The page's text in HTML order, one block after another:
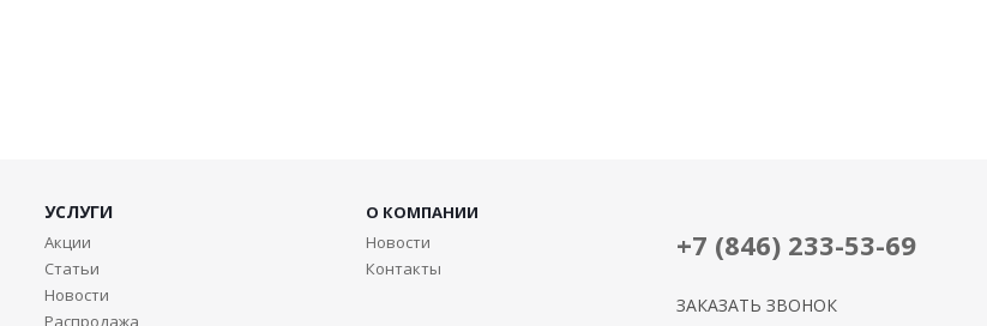
УСЛУГИ
Акции
Статьи
Новости
Распродажа
О КОМПАНИИ
Новости
Контакты
+7 (846) 233-53-69
ЗАКАЗАТЬ ЗВОНОК